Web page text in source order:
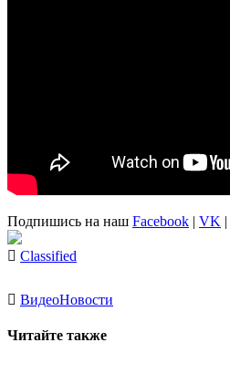
Подпишись на наш Facebook | VK |
Classified
ВидеоНовости
Читайте также